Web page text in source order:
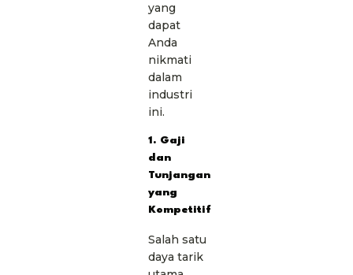
yang
dapat
Anda
nikmati
dalam
industri
ini.
1. Gaji
dan
Tunjangan
yang
Kompetitif
Salah satu
daya tarik